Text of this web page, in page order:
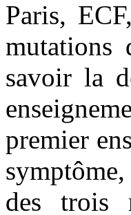
Paris,
mutations
savoir la
premier
des trois